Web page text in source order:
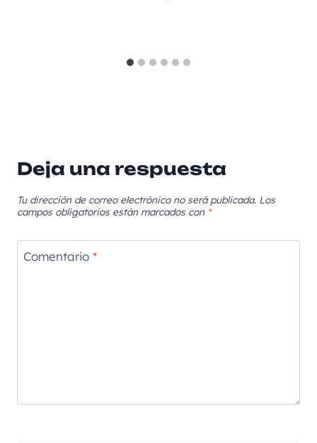
Deja una respuesta
Tu dirección de correo electrónico no será publicada. Los
campos obligatorios están marcados con *
Comentario *